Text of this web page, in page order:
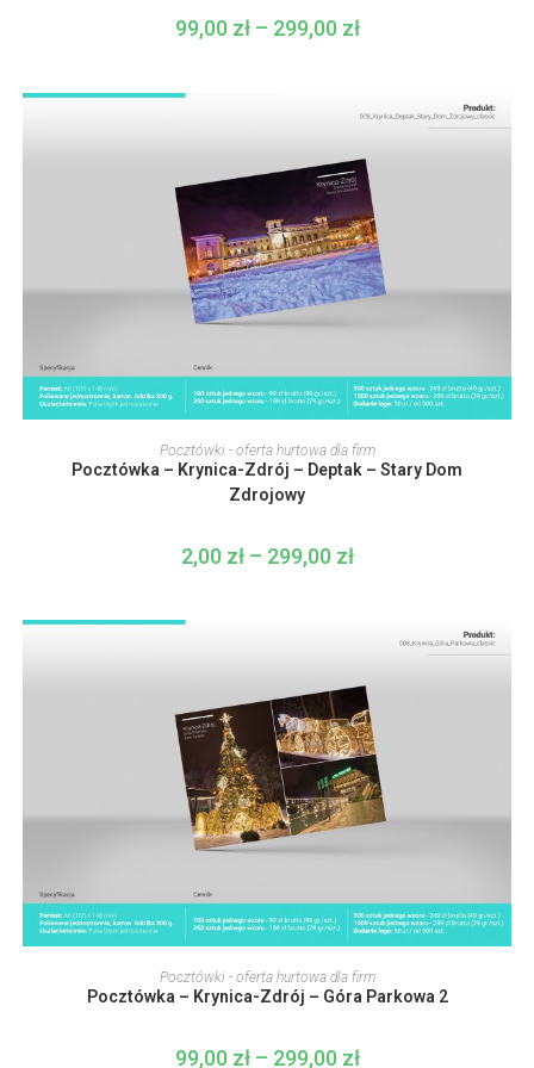
wybrać
na
99,00 zł – 299,00 złZakres
cen:
299,00 zł
WYBIERZ OPCJE
produkt
ma
wiele
wariantów.
Opcje
na
Pocztówki - oferta hurtowa dla firm
Pocztówka – Krynica-Zdrój – Deptak – Stary Dom
Zdrojowy
2,00 zł – 299,00 złZakres
cen:
299,00 zł
WYBIERZ OPCJE
produkt
ma
wiele
można
Pocztówki - oferta hurtowa dla firm
Pocztówka – Krynica-Zdrój – Góra Parkowa 2
99,00 zł – 299,00 złZakres